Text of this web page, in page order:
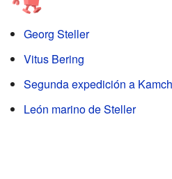
Georg Steller
Vitus Bering
Segunda expedición a
León marino de Steller